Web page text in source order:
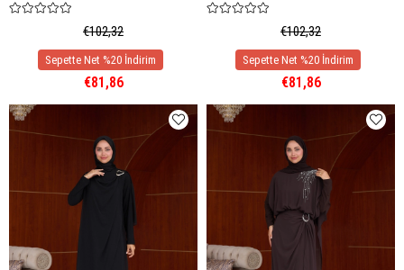
€102,32
€81,86
€102,32
€81,86